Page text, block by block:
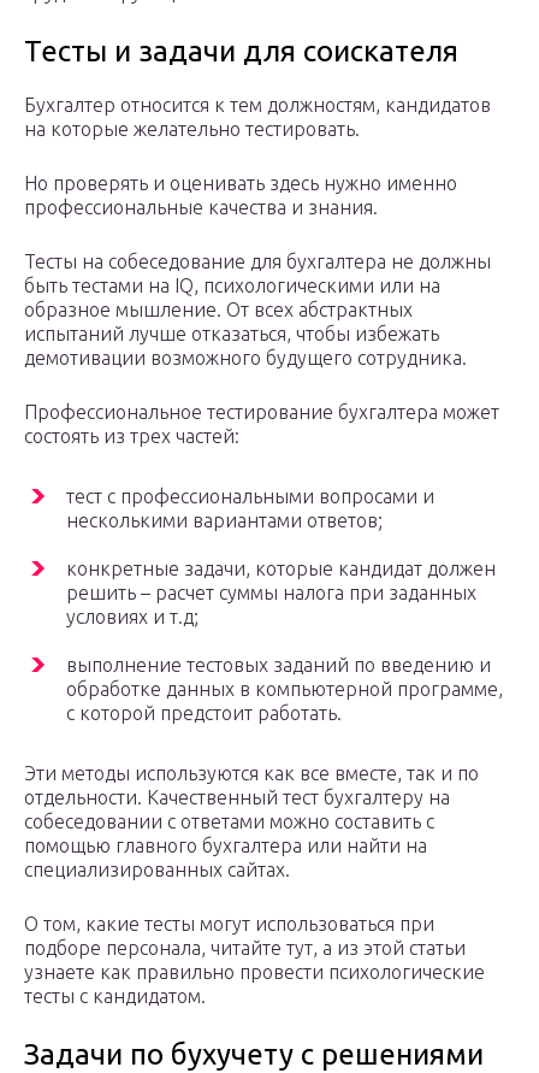
Тесты и задачи для соискателя
Бухгалтер относится к тем должностям, кандидатов
на которые желательно тестировать.
Но проверять и оценивать здесь нужно именно
профессиональные качества и знания.
Тесты на собеседование для бухгалтера не должны
быть тестами на IQ, психологическими или на
образное мышление. От всех абстрактных
испытаний лучше отказаться, чтобы избежать
демотивации возможного будущего сотрудника.
Профессиональное тестирование бухгалтера может
состоять из трех частей:
тест с профессиональными вопросами и
несколькими вариантами ответов;
конкретные задачи, которые кандидат должен
решить – расчет суммы налога при заданных
условиях и т.д;
выполнение тестовых заданий по введению и
обработке данных в компьютерной программе,
с которой предстоит работать.
Эти методы используются как все вместе, так и по
отдельности. Качественный тест бухгалтеру на
собеседовании с ответами можно составить с
помощью главного бухгалтера или найти на
специализированных сайтах.
О том, какие тесты могут использоваться при
подборе персонала, читайте тут, а из этой статьи
узнаете как правильно провести психологические
тесты с кандидатом.
Задачи по бухучету с решениями